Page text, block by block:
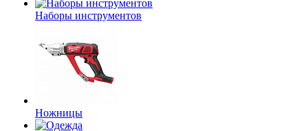
Наборы инструментов
Ножницы